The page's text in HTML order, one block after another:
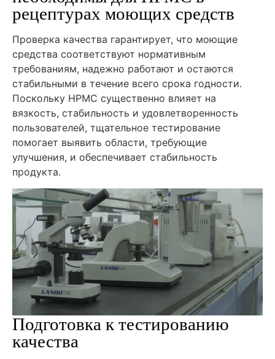
рецептурах моющих средств
Проверка качества гарантирует, что моющие
средства соответствуют нормативным
требованиям, надежно работают и остаются
стабильными в течение всего срока годности.
Поскольку HPMC существенно влияет на
вязкость, стабильность и удовлетворенность
пользователей, тщательное тестирование
помогает выявить области, требующие
улучшения, и обеспечивает стабильность
продукта.
Подготовка к тестированию
качества